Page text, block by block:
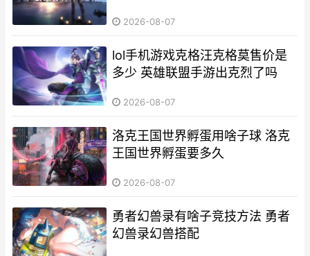
2026-08-07
lol手机游戏克格汪克格莫售价是
多少 英雄联盟手游出克烈了吗
2026-08-07
洛克王国世界孵蛋用啥子球 洛克
王国世界孵蛋要多久
2026-08-07
勇者幻兽录有啥子竞技方法 勇者
幻兽录幻兽搭配